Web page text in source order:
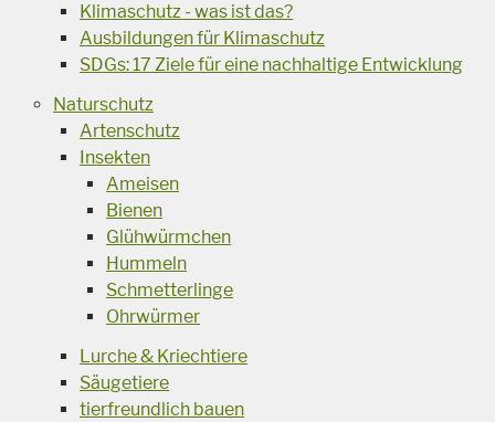
Klimaschutz - was ist das?
Ausbildungen für Klimaschutz
SDGs: 17 Ziele für eine nachhaltige Entwicklung
Naturschutz
Artenschutz
Insekten
Ameisen
Bienen
Glühwürmchen
Hummeln
Schmetterlinge
Ohrwürmer
Lurche & Kriechtiere
Säugetiere
tierfreundlich bauen